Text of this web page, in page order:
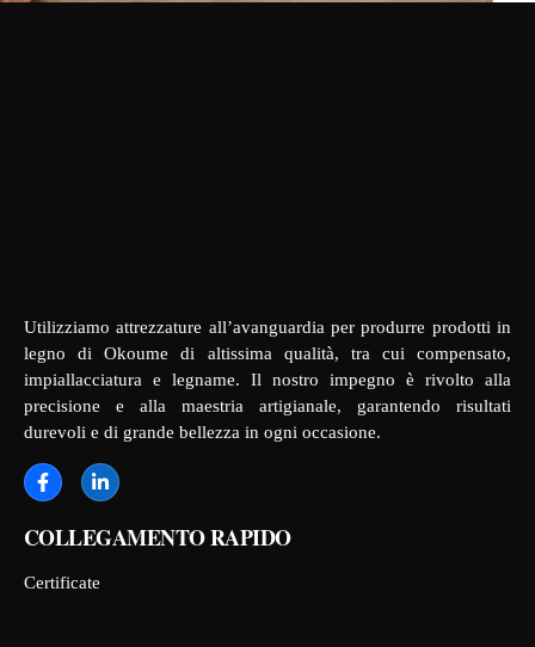
Utilizziamo attrezzature all’avanguardia per produrre prodotti in
legno di Okoume di altissima qualità, tra cui compensato,
impiallacciatura e legname. Il nostro impegno è rivolto alla
precisione e alla maestria artigianale, garantendo risultati
durevoli e di grande bellezza in ogni occasione.
COLLEGAMENTO RAPIDO
Certificate